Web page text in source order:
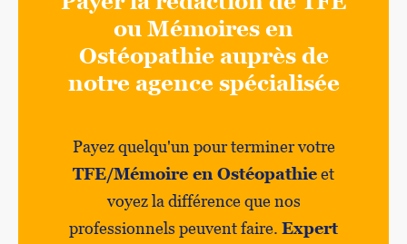
ou Mémoires en
Ostéopathie auprès de
notre agence spécialisée
Payez quelqu'un pour terminer votre
TFE/Mémoire en Ostéopathieet
voyez la différence que nos
professionnels peuvent faire. Expert